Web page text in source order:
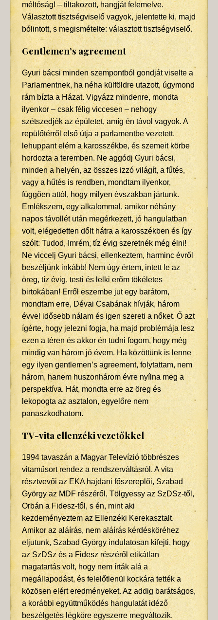
méltóság! – tiltakozott, hangját felemelve.
Választott tisztségviselő vagyok, jelentette ki, majd
bólintott, s megismételte: választott tisztségviselő.
Gentlemen’s agreement
Gyuri bácsi minden szempontból gondját viselte a
Parlamentnek, ha néha külföldre utazott, úgymond
rám bízta a Házat. Vigyázz mindenre, mondta
ilyenkor – csak félig viccesen – nehogy
szétszedjék az épületet, amíg én távol vagyok. A
repülőtérről első útja a parlamentbe vezetett,
lehuppant elém a karosszékbe, és szemeit körbe
hordozta a teremben. Ne aggódj Gyuri bácsi,
minden a helyén, az összes izzó világít, a fűtés,
vagy a hűtés is rendben, mondtam ilyenkor,
függően attól, hogy milyen évszakban jártunk.
Emlékszem, egy alkalommal, amikor néhány
napos távollét után megérkezett, jó hangulatban
volt, elégedetten dőlt hátra a karosszékben és így
szólt: Tudod, Imrém, tíz évig szeretnék még élni!
Ne viccelj Gyuri bácsi, ellenkeztem, harminc évről
beszéljünk inkább! Nem úgy értem, intett le az
öreg, tíz évig, testi és lelki erőm tökéletes
birtokában! Erről eszembe jut egy barátom,
mondtam erre, Dévai Csabának hívják, három
évvel idősebb nálam és igen szereti a nőket. Ő azt
ígérte, hogy jelezni fogja, ha majd problémája lesz
ezen a téren és akkor én tudni fogom, hogy még
mindig van három jó évem. Ha közöttünk is lenne
egy ilyen gentlemen’s agreement, folytattam, nem
három, hanem huszonhárom évre nyílna meg a
perspektíva. Hát, mondta erre az öreg és
lekopogta az asztalon, egyelőre nem
panaszkodhatom.
TV-vita ellenzéki vezetőkkel
1994 tavaszán a Magyar Televízió többrészes
vitaműsort rendez a rendszerváltásról. A vita
résztvevői az EKA hajdani főszereplői, Szabad
György az MDF részéről, Tölgyessy az SzDSz-től,
Orbán a Fidesz-től, s én, mint aki
kezdeményeztem az Ellenzéki Kerekasztalt.
Amikor az aláírás, nem aláírás kérdésköréhez
eljutunk, Szabad György indulatosan kifejti, hogy
az SzDSz és a Fidesz részéről etikátlan
magatartás volt, hogy nem írták alá a
megállapodást, és felelőtlenül kockára tették a
közösen elért eredményeket. Az addig barátságos,
a korábbi együttműködés hangulatát idéző
beszélgetés légköre egyszerre megváltozik.